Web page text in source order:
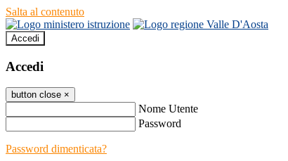
Salta al contenuto
Accedi
Accedi
button close ×
Nome Utente
Password
Password dimenticata?